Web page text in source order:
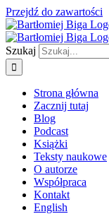
Przejdź do zawartości
Szukaj
Strona główna
Zacznij tutaj
Blog
Podcast
Książki
Teksty naukowe
O autorze
Współpraca
Kontakt
English